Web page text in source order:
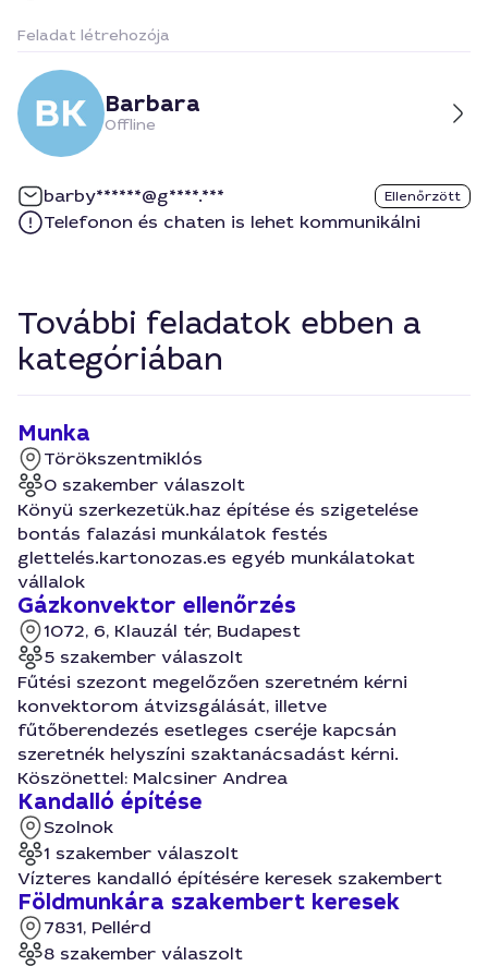
Feladat létrehozója
Barbara
Offline
barby******@g****.*** Ellenőrzött
Telefonon és chaten is lehet kommunikálni
További feladatok ebben a
kategóriában
Munka
Törökszentmiklós
0 szakember válaszolt
Könyü szerkezetük.haz építése és szigetelése
bontás falazási munkálatok festés
glettelés.kartonozas.es egyéb munkálatokat
vállalok
Gázkonvektor ellenőrzés
1072, 6, Klauzál tér, Budapest
5 szakember válaszolt
Fűtési szezont megelőzően szeretném kérni
konvektorom átvizsgálását, illetve
fűtőberendezés esetleges cseréje kapcsán
szeretnék helyszíni szaktanácsadást kérni.
Köszönettel: Malcsiner Andrea
Kandalló építése
Szolnok
1 szakember válaszolt
Vízteres kandalló építésére keresek szakembert
Földmunkára szakembert keresek
7831, Pellérd
8 szakember válaszolt